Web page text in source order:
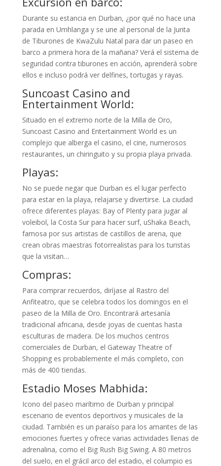
Durante su estancia en Durban, ¿por qué no hace una
parada en Umhlanga y se une al personal de la Junta
de Tiburones de KwaZulu Natal para dar un paseo en
barco a primera hora de la mañana? Verá el sistema de
seguridad contra tiburones en acción, aprenderá sobre
ellos e incluso podrá ver delfines, tortugas y rayas.
Suncoast Casino and
Entertainment World:
Situado en el extremo norte de la Milla de Oro,
Suncoast Casino and Entertainment World es un
complejo que alberga el casino, el cine, numerosos
restaurantes, un chiringuito y su propia playa privada.
Playas:
No se puede negar que Durban es el lugar perfecto
para estar en la playa, relajarse y divertirse. La ciudad
ofrece diferentes playas: Bay of Plenty para jugar al
voleibol, la Costa Sur para hacer surf, uShaka Beach,
famosa por sus artistas de castillos de arena, que
crean obras maestras fotorrealistas para los turistas
que la visitan…
Compras:
Para comprar recuerdos, diríjase al Rastro del
Anfiteatro, que se celebra todos los domingos en el
paseo de la Milla de Oro. Encontrará artesanía
tradicional africana, desde joyas de cuentas hasta
esculturas de madera. De los muchos centros
comerciales de Durban, el Gateway Theatre of
Shopping es probablemente el más completo, con
más de 400 tiendas.
Estadio Moses Mabhida:
Icono del paseo marítimo de Durban y principal
escenario de eventos deportivos y musicales de la
ciudad. También es un paraíso para los amantes de las
emociones fuertes y ofrece varias actividades llenas de
adrenalina, como el Big Rush Big Swing. A 80 metros
del suelo, en el grácil arco del estadio, el columpio es